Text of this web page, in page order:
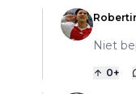
Niet
0+